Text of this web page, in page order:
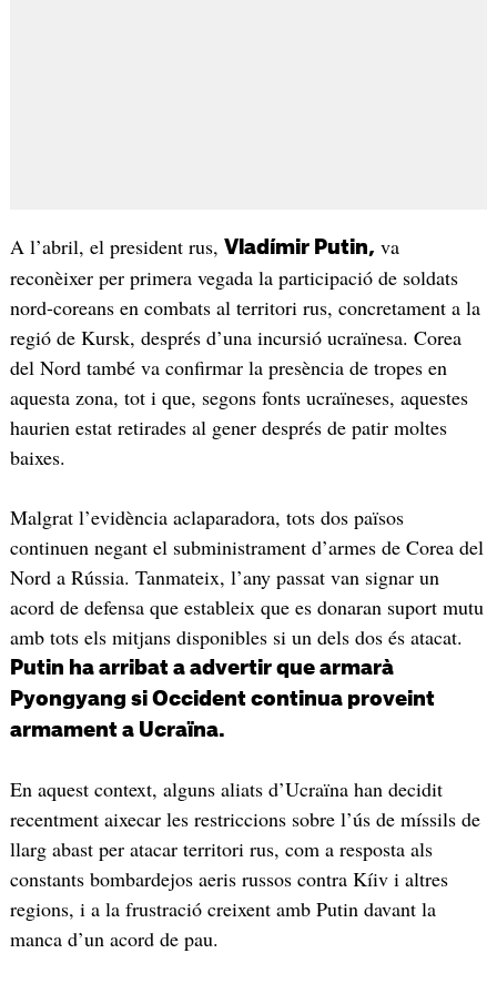
A l’abril, el president rus, Vladímir Putin, va
reconèixer per primera vegada la participació de soldats
nord-coreans en combats al territori rus, concretament a la
regió de Kursk, després d’una incursió ucraïnesa. Corea
del Nord també va confirmar la presència de tropes en
aquesta zona, tot i que, segons fonts ucraïneses, aquestes
haurien estat retirades al gener després de patir moltes
baixes.
Malgrat l’evidència aclaparadora, tots dos països
continuen negant el subministrament d’armes de Corea del
Nord a Rússia. Tanmateix, l’any passat van signar un
acord de defensa que estableix que es donaran suport mutu
amb tots els mitjans disponibles si un dels dos és atacat.
Putin ha arribat a advertir que armarà
Pyongyang si Occident continua proveint
armament a Ucraïna.
En aquest context, alguns aliats d’Ucraïna han decidit
recentment aixecar les restriccions sobre l’ús de míssils de
llarg abast per atacar territori rus, com a resposta als
constants bombardejos aeris russos contra Kíiv i altres
regions, i a la frustració creixent amb Putin davant la
manca d’un acord de pau.